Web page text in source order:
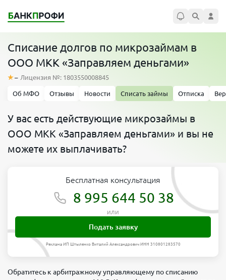
Списание долгов по микрозаймам в
ООО МКК «Заправляем деньгами»
– Лицензия №: 1803550008845
Об МФО Отзывы Новости Списать займы Отписка
У вас есть действующие микрозаймы в
ООО МКК «Заправляем деньгами» и вы не
можете их выплачивать?
Бесплатная консультация
8 995 644 50 38
или
Подать заявку
Реклама ИП Штыленко Виталий Александрович ИНН 310801283570
Обратитесь к арбитражному управляющему по списанию